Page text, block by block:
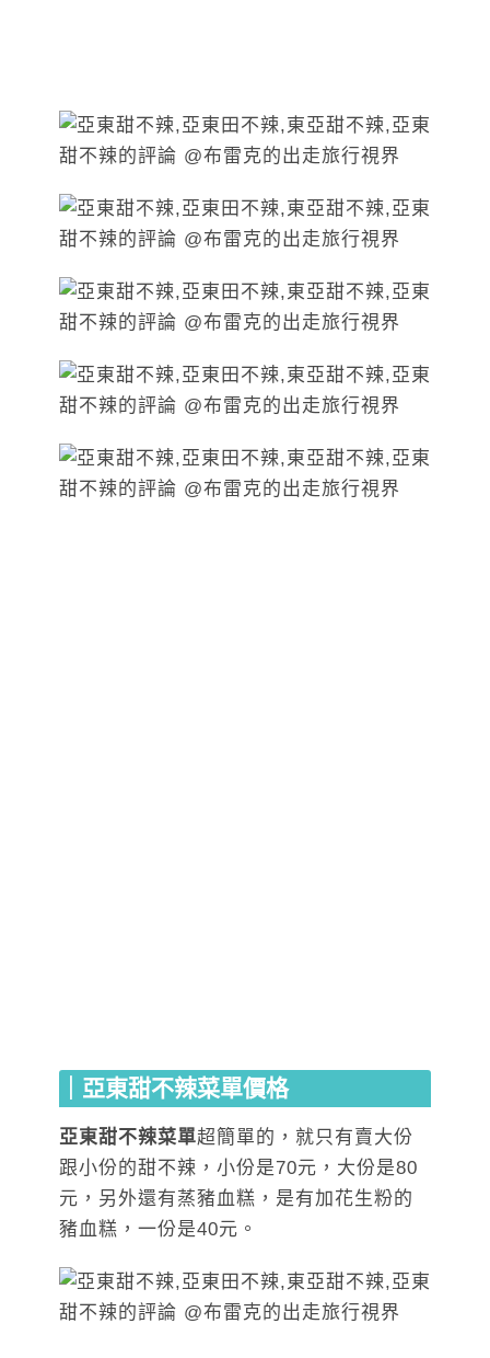
｜亞東甜不辣菜單價格
亞東甜不辣菜單超簡單的，就只有賣大份
跟小份的甜不辣，小份是70元，大份是80
元，另外還有蒸豬血糕，是有加花生粉的
豬血糕，一份是40元。